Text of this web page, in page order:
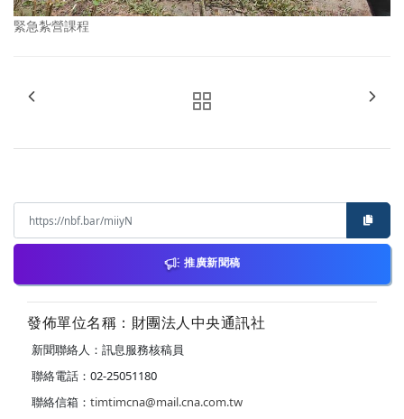
緊急紮營課程
推廣新聞稿
發佈單位名稱：財團法人中央通訊社
新聞聯絡人：訊息服務核稿員
聯絡電話：02-25051180
聯絡信箱： timtimcna@mail.cna.com.tw